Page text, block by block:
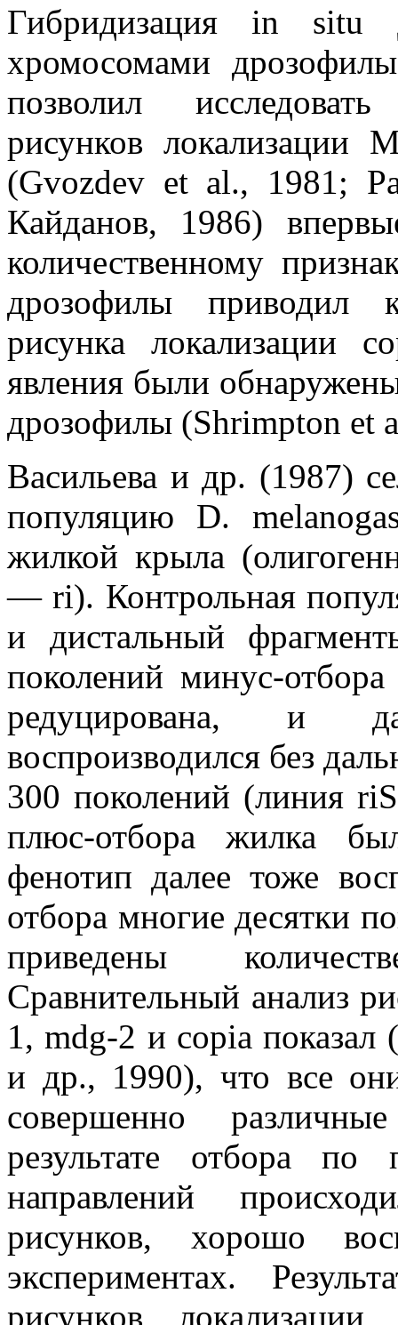
Гибридизация in
хромосомами
позволил
рисунков
(Gvozdev et al., 1981;
Кайданов, 1986)
количественному
дрозофилы приводил
рисунка локализации
явления были
дрозофилы (Shrimpton et
Васильева и др. (1987)
популяцию D.
жилкой крыла
— ri). Контрольная
и дистальный
поколений минус-отбора
редуцирована, и
воспроизводился без
300 поколений (линия
плюс-отбора жилка
фенотип далее тоже
отбора многие десятки
приведены
Сравнительный анализ
1, mdg-2 и copia показал
и др., 1990), что все
совершенно
результате отбора
направлений
рисунков, хорошо
экспериментах.
рисунков